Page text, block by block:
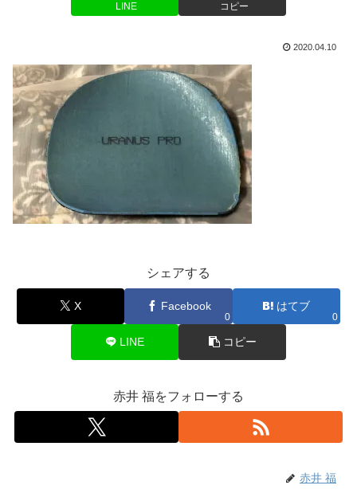
LINE コピー
2020.04.10
シェアする
X Facebook
0
はてブ
0
LINE コピー
赤井 福をフォローする
赤井 福